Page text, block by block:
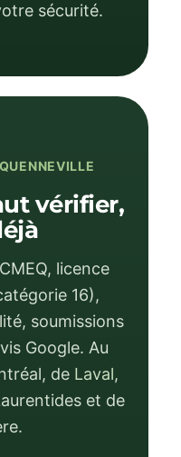
sécurité.
vérifier,
licence
16),
soumissions
Google. Au
de Laval,
et de